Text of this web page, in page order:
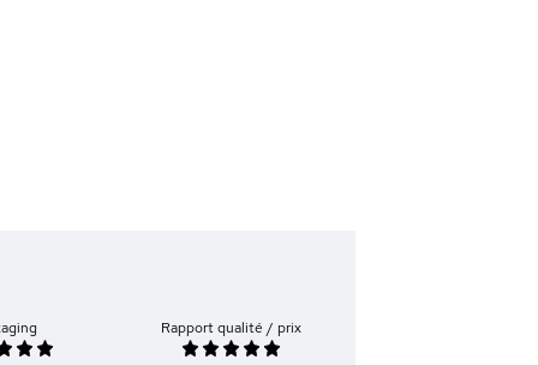
Rapport qualité / prix